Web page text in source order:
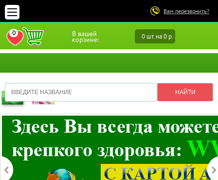
Вам перезвонить?
В вашей
корзине: 0 шт. на 0 р.
0
ПЕРЕЙТИ В ИЗБРАННОЕ